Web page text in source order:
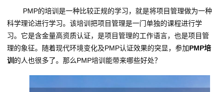
PMP的培训是一种比较正规的学习，就是将项目管理做为一种
科学理论进行学习。该培训把项目管理是一门单独的课程进行学
习。它是含金量高资质认证，是项目管理的工作语言，也是项目管
理的象征。随着现代环境变化及PMP认证效果的突显，参加PMP培
训 的人也很多了。那么PMP培训能带来哪些好处？